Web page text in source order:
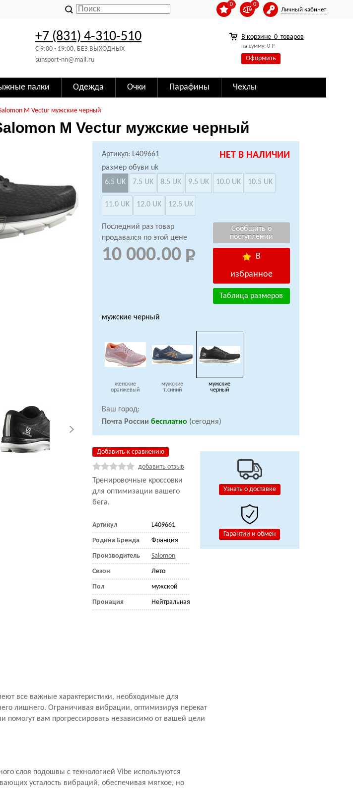
Личный кабинет
0
0
+7 (831) 4-310-510
C 9:00 - 19:00, БЕЗ ВЫХОДНЫХ
sunsport-nn@mail.ru
В корзине 0 товаров
на сумму: 0Р
Оформить
палки Одежда Очки Парафины Чехлы
M Vectur мужские черный
M Vectur мужские черный
Артикул: L409661 НЕТ В НАЛИЧИИ
размер обуви uk
6.5 UK
7.5 UK 8.5 UK 9.5 UK 10.0 UK 10.5 UK
11.0 UK 12.0 UK 12.5 UK
Последний раз товар
продавался по этой цене
10 000.00
В
избранное
Таблица размеров
мужские черный
женские
оранжевый
мужские
т.синий
мужские
черный
Ваш город:
Почта России бесплатно (сегодня)
Добавить к сравнению
добавить отзыв
Тренировочные кроссовки
для оптимизации вашего
бега.
Артикул L409661
Родина Бренда Франция
Производитель Salomon
Сезон Лето
Пол мужской
Пронация Нейтральная
Узнать о доставке
Гарантии и обмен
все важные характеристики, необходимые для
лишнего. Ограничивая вибрации, оптимизируя перекат
помогут вам прогрессировать независимо от вашей цели
слоя подошвы с технологией Vibe используются
усталость вибраций, обеспечивая мягкое, но